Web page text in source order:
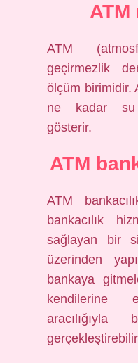
ATM
geçirmezlik
ölçüm birimidir.
ne kadar su
gösterir.
ATM
ATM
bankacılık
sağlayan bir
üzerinden
bankaya
kendilerine
aracılığıyla